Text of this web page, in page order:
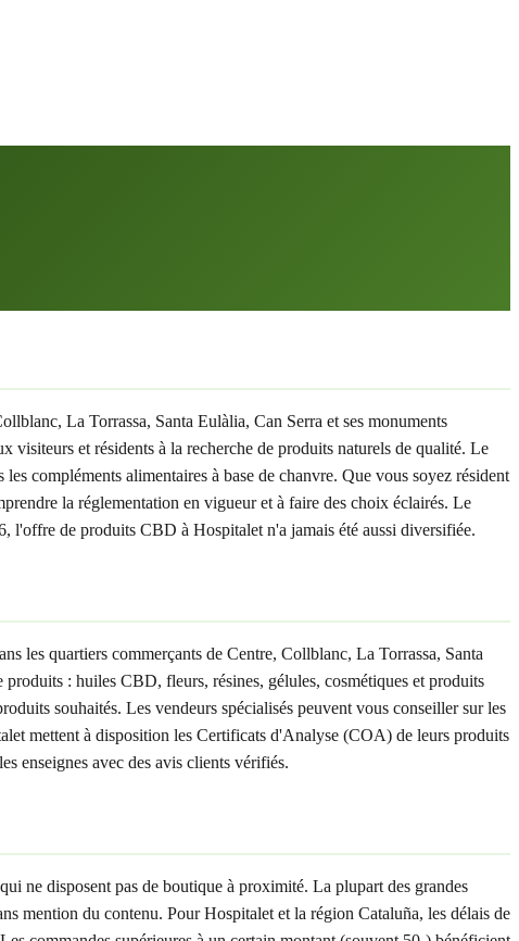
La Torrassa, Santa Eulàlia, Can Serra et ses monuments
visiteurs et résidents à la recherche de produits naturels de qualité. Le
compléments alimentaires à base de chanvre. Que vous soyez résident
la réglementation en vigueur et à faire des choix éclairés. Le
de produits CBD à Hospitalet n'a jamais été aussi diversifiée.
les quartiers commerçants de Centre, Collblanc, La Torrassa, Santa
: huiles CBD, fleurs, résines, gélules, cosmétiques et produits
souhaités. Les vendeurs spécialisés peuvent vous conseiller sur les
mettent à disposition les Certificats d'Analyse (COA) de leurs produits
enseignes avec des avis clients vérifiés.
ne disposent pas de boutique à proximité. La plupart des grandes
mention du contenu. Pour Hospitalet et la région Cataluña, les délais de